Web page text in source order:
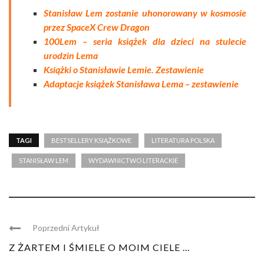
Stanisław Lem zostanie uhonorowany w kosmosie
przez SpaceX Crew Dragon
100Lem – seria książek dla dzieci na stulecie
urodzin Lema
Książki o Stanisławie Lemie. Zestawienie
Adaptacje książek Stanisława Lema – zestawienie
TAGI BESTSELLERY KSIĄŻKOWE LITERATURA POLSKA
STANISŁAW LEM WYDAWNICTWO LITERACKIE
Poprzedni Artykuł
Z ŻARTEM I ŚMIELE O MOIM CIELE ...